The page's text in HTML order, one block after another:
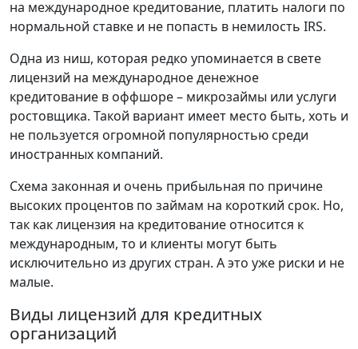
на международное кредитование, платить налоги по
нормальной ставке и не попасть в немилость IRS.
Одна из ниш, которая редко упоминается в свете
лицензий на международное денежное
кредитование в оффшоре – микрозаймы или услуги
ростовщика. Такой вариант имеет место быть, хоть и
не пользуется огромной популярностью среди
иностранных компаний.
Схема законная и очень прибыльная по причине
высоких процентов по займам на короткий срок. Но,
так как лицензия на кредитование относится к
международным, то и клиенты могут быть
исключительно из других стран. А это уже риски и не
малые.
Виды лицензий для кредитных
организаций